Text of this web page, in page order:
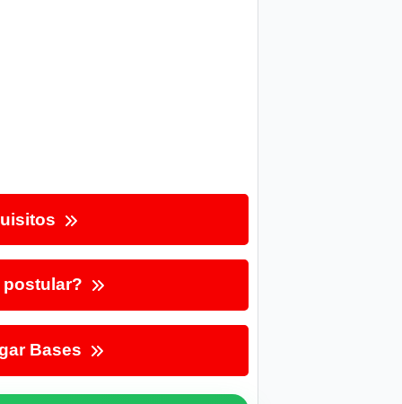
postular?
Bases